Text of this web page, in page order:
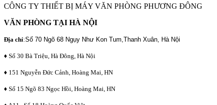
CÔNG TY THIẾT BỊ MÁY VĂN PHÒNG PHƯƠNG ĐÔNG
VĂN PHÒNG TẠI HÀ NỘI
Địa chỉ:Số 70 Ngõ 68 Ngụy Như Kon Tum,Thanh Xuân, Hà Nội
♦ Số 30 Bà Triệu, Hà Đông, Hà Nội
♦ 151 Nguyễn Đức Cảnh, Hoàng Mai, HN
♦ Số 15 Ngõ 83 Ngọc Hồi, Hoàng Mai, HN